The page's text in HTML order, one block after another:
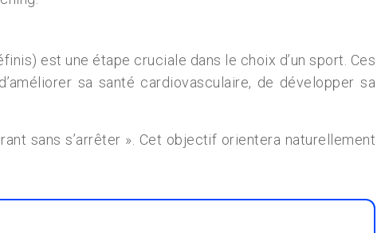
est une étape cruciale dans le choix d’un sport. Ces
sa santé cardiovasculaire, de développer sa
sans s’arrêter ». Cet objectif orientera naturellement